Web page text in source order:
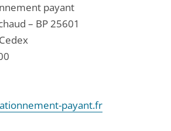
payant
– BP 25601
payant.fr